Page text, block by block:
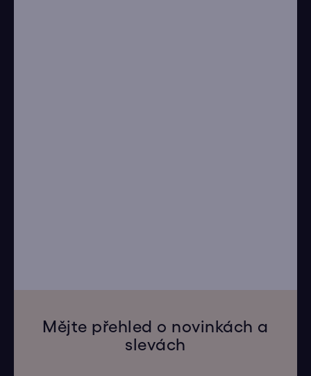
Mějte přehled o novinkách a
slevách